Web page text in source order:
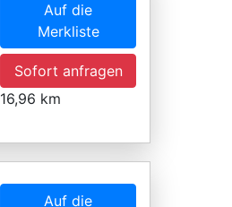
Auf die
Merkliste
Sofort anfragen
16,96 km
Auf die